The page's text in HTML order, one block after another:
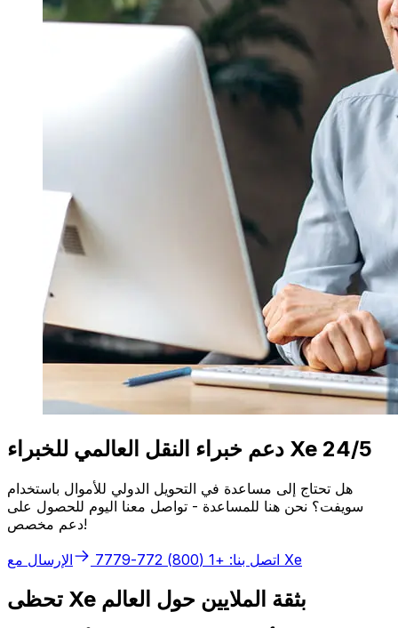
دعم خبراء النقل العالمي للخبراء Xe 24/5
هل تحتاج إلى مساعدة في التحويل الدولي للأموال باستخدام
سويفت؟ نحن هنا للمساعدة - تواصل معنا اليوم للحصول على
دعم مخصص!
اتصل بنا: +1 (800) 772-7779 الإرسال مع Xe
تحظى Xe بثقة الملايين حول العالم